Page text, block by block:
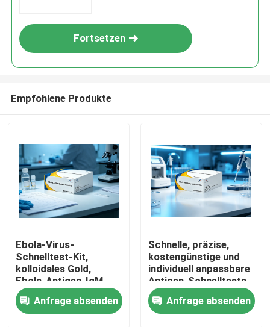
Fortsetzen
Empfohlene Produkte
Ebola-Virus-
Schnelltest-Kit,
kolloidales Gold,
Ebola-Antigen-IgM-
Antikörper-
Diagnosetestkassette
für das Notfall-
Anfrage absenden
Schnelle, präzise,
kostengünstige und
individuell anpassbare
Antigen-Schnelltests
für Ebola-Virus-
Antigene
Nichtmaschinenbetrieb
Anfrage absenden